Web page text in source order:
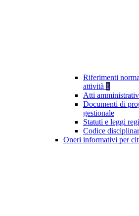
Riferimenti
attività 1
Atti
Documenti di
gestionale
Statuti e leggi
Codice
Oneri informativi per